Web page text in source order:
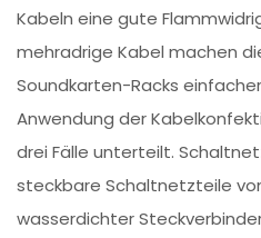
Kabeln eine gute
mehradrige Kabel machen
Soundkarten-Racks
Anwendung der
drei Fälle unterteilt.
steckbare Schaltnetzteile
wasserdichter